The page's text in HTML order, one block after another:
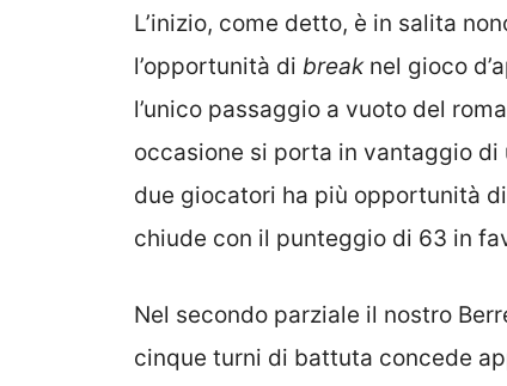
L’inizio, come detto, è in salita
l’opportunità di breaknel gioco
l’unico passaggio a vuoto del
occasione si porta in vantaggio di
due giocatori ha più opportunità
chiude con il punteggio di 63 in
Nel secondo parziale il nostro
cinque turni di battuta concede